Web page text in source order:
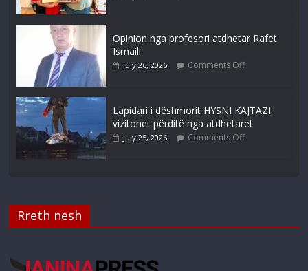
Opinion nga profesori atdhetar Rafet
Ismaili
July 26, 2026 Comments Off
Lapidari i dëshmorit HYSNI KAJTAZI
vizitohet përditë nga atdhetaret
July 25, 2026 Comments Off
Rreth nesh